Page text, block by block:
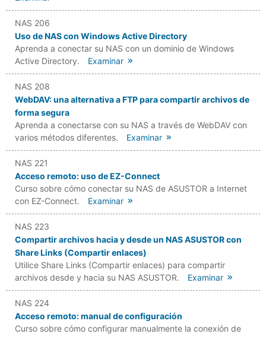
NAS 206
Uso de NAS con Windows Active Directory
Aprenda a conectar su NAS con un dominio de Windows
Active Directory.
Examinar
NAS 208
WebDAV: una alternativa a FTP para compartir archivos de
forma segura
Aprenda a conectarse con su NAS a través de WebDAV con
varios métodos diferentes.
Examinar
NAS 221
Acceso remoto: uso de EZ-Connect
Curso sobre cómo conectar su NAS de ASUSTOR a Internet
con EZ-Connect.
Examinar
NAS 223
Compartir archivos hacia y desde un NAS ASUSTOR con
Share Links (Compartir enlaces)
Utilice Share Links (Compartir enlaces) para compartir
archivos desde y hacia su NAS ASUSTOR.
Examinar
NAS 224
Acceso remoto: manual de configuración
Curso sobre cómo configurar manualmente la conexión de